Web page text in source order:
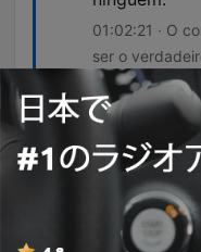
01:02:21 · O
ser o
エピソード
Experiencias
04 8月 2026